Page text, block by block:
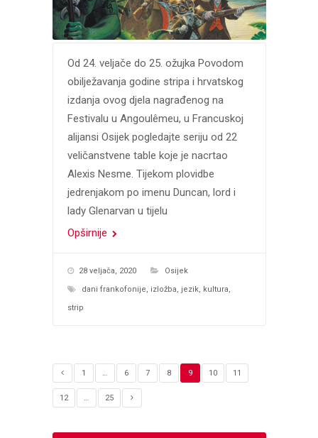
Od 24. veljače do 25. ožujka Povodom
obilježavanja godine stripa i hrvatskog
izdanja ovog djela nagrađenog na
Festivalu u Angoulêmeu, u Francuskoj
alijansi Osijek pogledajte seriju od 22
veličanstvene table koje je nacrtao
Alexis Nesme. Tijekom plovidbe
jedrenjakom po imenu Duncan, lord i
lady Glenarvan u tijelu
Opširnije
28 veljača, 2020
Osijek
dani frankofonije, izložba, jezik, kultura,
strip
1 … 6 7 8 9 10 11
12 … 25